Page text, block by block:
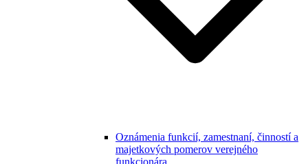
Oznámenia funkcií, zamestnaní, činností a
majetkových pomerov verejného
funkcionára